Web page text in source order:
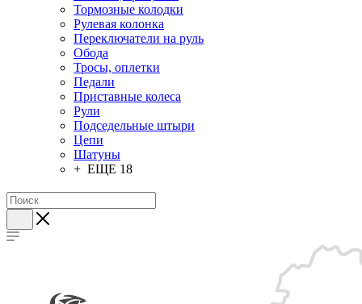
Тормозные колодки
Рулевая колонка
Переключатели на руль
Обода
Тросы, оплетки
Педали
Приставные колеса
Рули
Подседельные штыри
Цепи
Шатуны
+ ЕЩЕ 18